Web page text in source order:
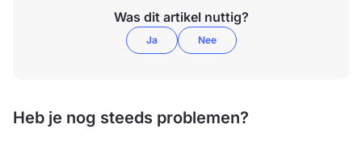
Was dit artikel nuttig?
Ja Nee
Heb je nog steeds problemen?